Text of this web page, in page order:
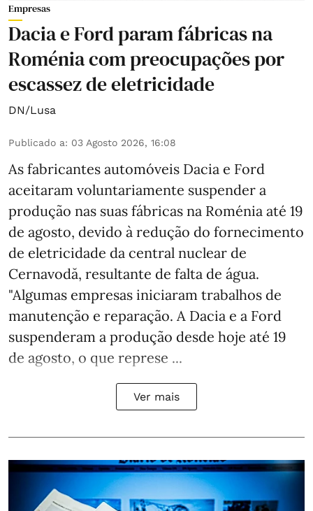
Empresas
Dacia e Ford param fábricas na
Roménia com preocupações por
escassez de eletricidade
DN/Lusa
Publicado a: 03 Agosto 2026, 16:08
As fabricantes automóveis Dacia e Ford
aceitaram voluntariamente suspender a
produção nas suas fábricas na Roménia até 19
de agosto, devido à redução do fornecimento
de eletricidade da central nuclear de
Cernavodă, resultante de falta de água.
"Algumas empresas iniciaram trabalhos de
manutenção e reparação. A Dacia e a Ford
suspenderam a produção desde hoje até 19
de agosto, o que represe ...
Ver mais